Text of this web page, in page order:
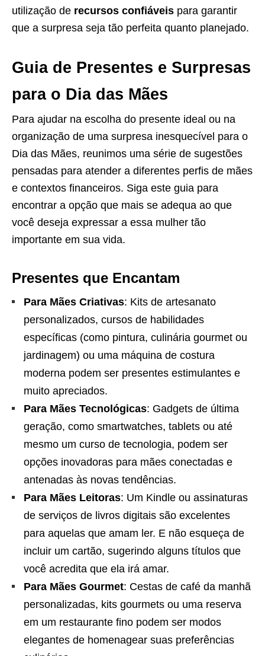
utilização de recursos confiáveis para garantir
que a surpresa seja tão perfeita quanto planejado.
Guia de Presentes e Surpresas
para o Dia das Mães
Para ajudar na escolha do presente ideal ou na
organização de uma surpresa inesquecível para o
Dia das Mães, reunimos uma série de sugestões
pensadas para atender a diferentes perfis de mães
e contextos financeiros. Siga este guia para
encontrar a opção que mais se adequa ao que
você deseja expressar a essa mulher tão
importante em sua vida.
Presentes que Encantam
Para Mães Criativas: Kits de artesanato
personalizados, cursos de habilidades
específicas (como pintura, culinária gourmet ou
jardinagem) ou uma máquina de costura
moderna podem ser presentes estimulantes e
muito apreciados.
Para Mães Tecnológicas: Gadgets de última
geração, como smartwatches, tablets ou até
mesmo um curso de tecnologia, podem ser
opções inovadoras para mães conectadas e
antenadas às novas tendências.
Para Mães Leitoras: Um Kindle ou assinaturas
de serviços de livros digitais são excelentes
para aquelas que amam ler. E não esqueça de
incluir um cartão, sugerindo alguns títulos que
você acredita que ela irá amar.
Para Mães Gourmet: Cestas de café da manhã
personalizadas, kits gourmets ou uma reserva
em um restaurante fino podem ser modos
elegantes de homenagear suas preferências